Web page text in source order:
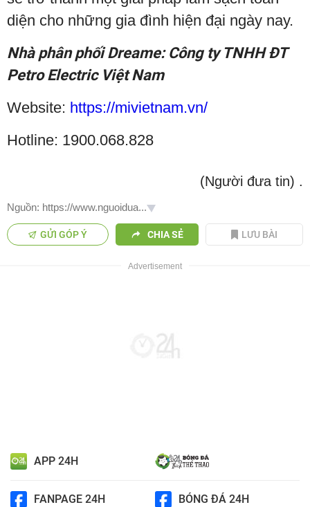
diện cho những gia đình hiện đại ngày nay.
Nhà phân phối Dreame: Công ty TNHH ĐT
Petro Electric Việt Nam
Website: https://mivietnam.vn/
Hotline: 1900.068.828
(Người đưa tin) .
Nguồn: https://www.nguoidua...
GỬI GÓP Ý CHIA SẺ LƯU BÀI
APP 24H
FANPAGE 24H BÓNG ĐÁ 24H